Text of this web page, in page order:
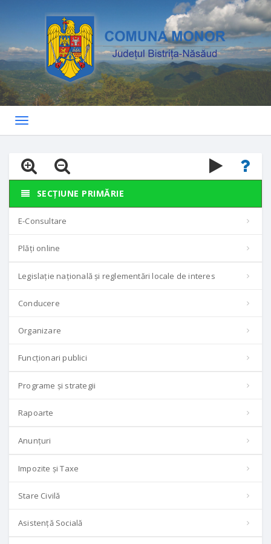
Toggle
SECȚIUNE PRIMĂRIE
E-Consultare
Plăți online
Legislație națională și reglementări locale de interes
Conducere
Organizare
Funcționari publici
Programe și strategii
Rapoarte
Anunțuri
Impozite și Taxe
Stare Civilă
Asistență Socială